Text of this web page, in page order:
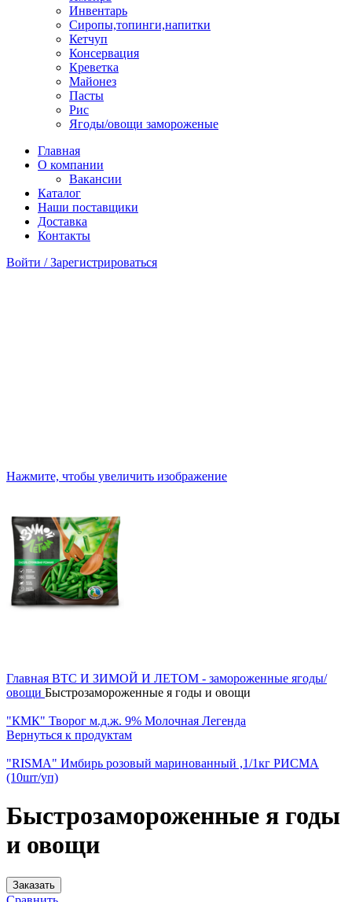
Инвентарь
Сиропы,топинги,напитки
Кетчуп
Консервация
Креветка
Майонез
Пасты
Рис
Ягоды/овощи замороженые
Главная
О компании
Вакансии
Каталог
Наши поставщики
Доставка
Контакты
Войти / Зарегистрироваться
Нажмите, чтобы увеличить изображение
Главная BTC И ЗИМОЙ И ЛЕТОМ - замороженные ягоды/
овощи Быстрозамороженные я годы и овощи
"КМК" Творог м.д.ж. 9% Молочная Легенда
Вернуться к продуктам
"RISMA" Имбирь розовый маринованный ,1/1кг РИСМА
(10шт/уп)
Быстрозамороженные я годы
и овощи
Заказать